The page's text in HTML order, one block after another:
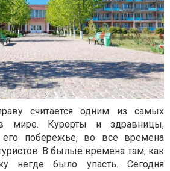
считается одним из самых
мире. Курорты и здравницы,
побережье, во все времена
В былые времена там, как
негде было упасть. Сегодня